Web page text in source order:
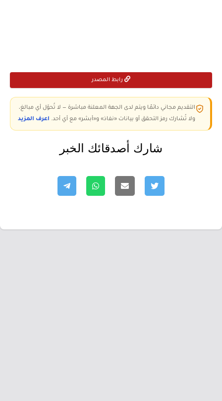
رابط المصدر
التقديم مجاني دائمًا ويتم لدى الجهة المعلنة مباشرة — لا تُحوّل أي مبالغ،
ولا تُشارك رمز التحقق أو بيانات «نفاذ» و«أبشر» مع أي أحد. اعرف المزيد
شارك أصدقائك الخبر